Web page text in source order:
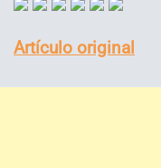
Artículo original